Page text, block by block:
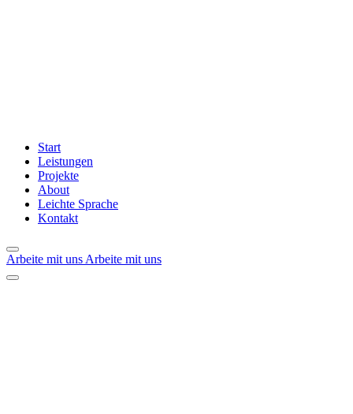
Start
Leistungen
Projekte
About
Leichte Sprache
Kontakt
Arbeite mit uns Arbeite mit uns